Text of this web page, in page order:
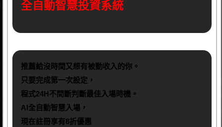
全自動智慧投資系統
推薦給沒時間又想有被動收入的你。
只要完成第一次設定，
程式24H不間斷判斷最佳入場時機。
AI全自動智慧入場，
現在註冊享有8折優惠